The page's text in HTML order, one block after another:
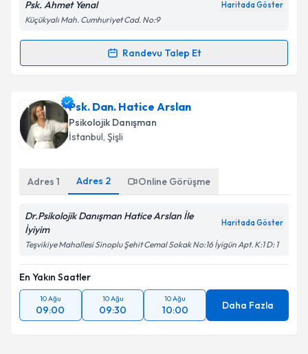
Psk. Ahmet Yenal Haritada Göster
Küçükyalı Mah. Cumhuriyet Cad. No:9
Randevu Talep Et
Randevu Takvimi Talebi
Psk. Ahmet Yenaliçin randevu takvimi talebi
oluşturun. Size bu uzmandan randevu almanız için bir
takvim hazırlandığında e-posta ile bilgilendireceğiz.
Aydınlatma
Metni'ni okudum ve kişisel verilerimin belirtilen
Takvim Talebini Gönder
Psk. Dan. Hatice Arslan
Psikolojik Danışman
İstanbul, Şişli
Adres 1 Adres 2 Online Görüşme
Dr.Psikolojik Danışman Hatice Arslan İle
İyiyim
Haritada Göster
Teşvikiye Mahallesi Sinoplu Şehit Cemal Sokak No:16 İyigün Apt. K:1 D: 1
En Yakın Saatler
10 Ağu
09:00
10 Ağu
09:30
10 Ağu
10:00 Daha Fazla